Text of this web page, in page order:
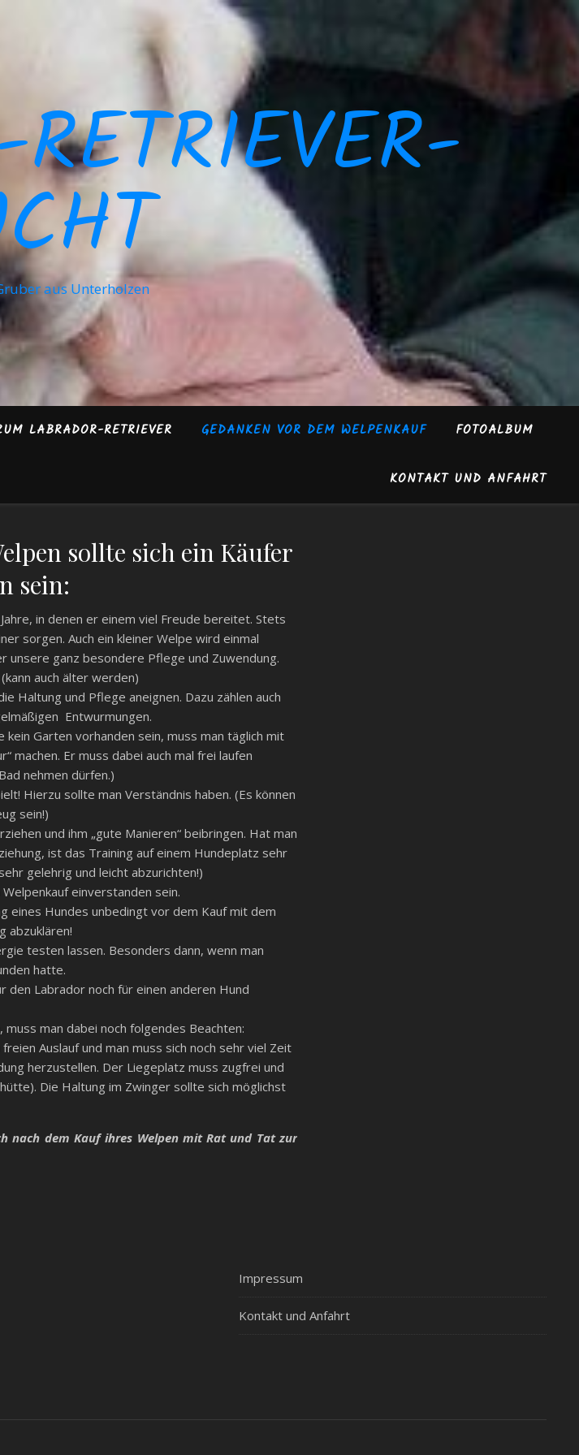
aus Unterholzen
LABRADOR-RETRIEVER GEDANKEN VOR DEM WELPENKAUF FOTOALBUM
KONTAKT UND ANFAHRT
sollte sich ein Käufer
sein:
in denen er einem viel Freude bereitet. Stets
sorgen. Auch ein kleiner Welpe wird einmal
unsere ganz besondere Pflege und Zuwendung.
auch älter werden)
Haltung und Pflege aneignen. Dazu zählen auch
Entwurmungen.
Garten vorhanden sein, muss man täglich mit
machen. Er muss dabei auch mal frei laufen
nehmen dürfen.)
Hierzu sollte man Verständnis haben. (Es können
sein!)
und ihm „gute Manieren“ beibringen. Hat man
ist das Training auf einem Hundeplatz sehr
gelehrig und leicht abzurichten!)
einverstanden sein.
eines Hundes unbedingt vor dem Kauf mit dem
abzuklären!
testen lassen. Besonders dann, wenn man
hatte.
Labrador noch für einen anderen Hund
man dabei noch folgendes Beachten:
Auslauf und man muss sich noch sehr viel Zeit
herzustellen. Der Liegeplatz muss zugfrei und
Die Haltung im Zwinger sollte sich möglichst
nach dem Kauf ihres Welpen mit Rat und Tat zur
Impressum
Kontakt und Anfahrt